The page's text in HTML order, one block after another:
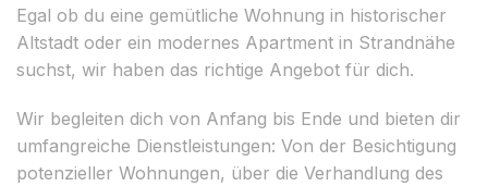
Egal ob du eine gemütliche Wohnung in historischer
Altstadt oder ein modernes Apartment in Strandnähe
suchst, wir haben das richtige Angebot für dich.
Wir begleiten dich von Anfang bis Ende und bieten dir
umfangreiche Dienstleistungen: Von der Besichtigung
potenzieller Wohnungen, über die Verhandlung des